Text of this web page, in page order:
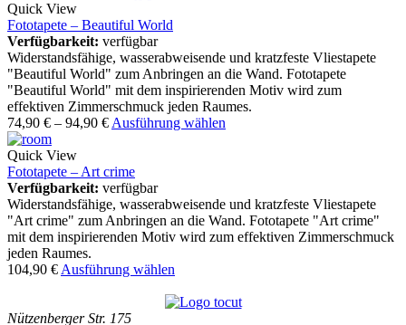
Quick View
Fototapete – Beautiful World
Verfügbarkeit: verfügbar
Widerstandsfähige, wasserabweisende und kratzfeste Vliestapete
"Beautiful World" zum Anbringen an die Wand. Fototapete
"Beautiful World" mit dem inspirierenden Motiv wird zum
effektiven Zimmerschmuck jeden Raumes.
74,90 € – 94,90 € Ausführung wählen
Quick View
Fototapete – Art crime
Verfügbarkeit: verfügbar
Widerstandsfähige, wasserabweisende und kratzfeste Vliestapete
"Art crime" zum Anbringen an die Wand. Fototapete "Art crime"
mit dem inspirierenden Motiv wird zum effektiven Zimmerschmuck
jeden Raumes.
104,90 € Ausführung wählen
Nützenberger Str. 175